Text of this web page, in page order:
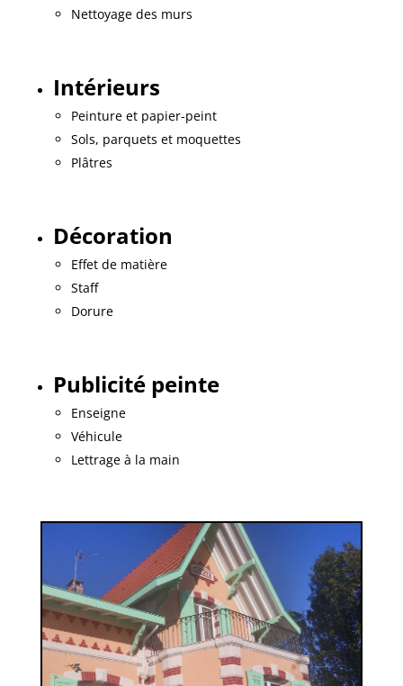
Nettoyage des murs
Intérieurs
Peinture et papier-peint
Sols, parquets et moquettes
Plâtres
Décoration
Effet de matière
Staff
Dorure
Publicité peinte
Enseigne
Véhicule
Lettrage à la main